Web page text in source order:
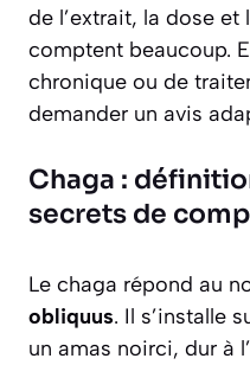
de l’extrait, la dose et
comptent beaucoup.
chronique ou de
demander un avis
Chaga :
secrets de
Le chaga répond au
obliquus. Il s’installe
un amas noirci, dur à